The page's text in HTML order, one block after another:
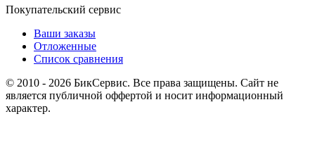
Покупательский сервис
Ваши заказы
Отложенные
Список сравнения
© 2010 - 2026 БикСервис. Все права защищены. Сайт не
является публичной оффертой и носит информационный
характер.